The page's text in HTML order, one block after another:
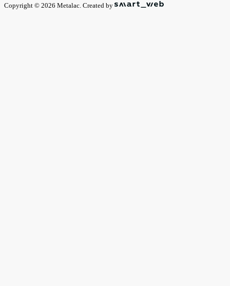
Copyright © 2026 Metalac. Created by